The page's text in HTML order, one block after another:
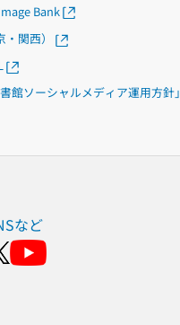
Bank
関西）
館ソーシャルメディア運用方針」
など